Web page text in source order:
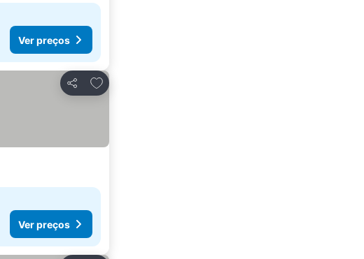
Ver preços
Partilhar
Adicionar aos favoritos
Ver preços